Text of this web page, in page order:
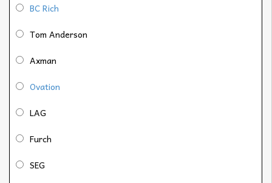
BC Rich
Tom Anderson
Axman
Ovation
LAG
Furch
SEG